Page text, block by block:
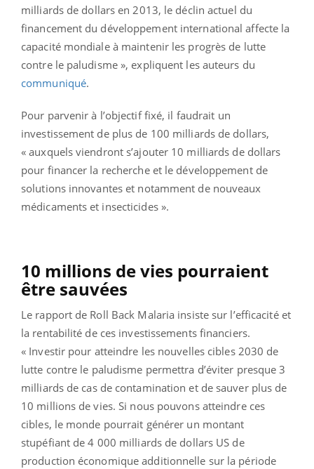
milliards de dollars en 2013, le déclin actuel du
financement du développement international affecte la
capacité mondiale à maintenir les progrès de lutte
contre le paludisme », expliquent les auteurs du
communiqué.
Pour parvenir à l’objectif fixé, il faudrait un
investissement de plus de 100 milliards de dollars,
« auxquels viendront s’ajouter 10 milliards de dollars
pour financer la recherche et le développement de
solutions innovantes et notamment de nouveaux
médicaments et insecticides ».
10 millions de vies pourraient
être sauvées
Le rapport de Roll Back Malaria insiste sur l’efficacité et
la rentabilité de ces investissements financiers.
« Investir pour atteindre les nouvelles cibles 2030 de
lutte contre le paludisme permettra d’éviter presque 3
milliards de cas de contamination et de sauver plus de
10 millions de vies. Si nous pouvons atteindre ces
cibles, le monde pourrait générer un montant
stupéfiant de 4 000 milliards de dollars US de
production économique additionnelle sur la période